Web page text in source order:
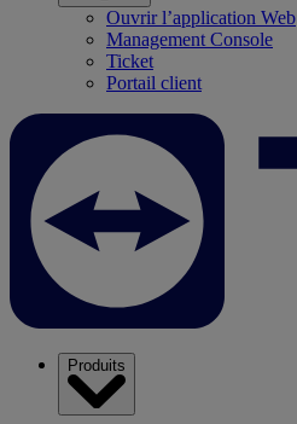
Ouvrir l’application Web
Management Console
Ticket
Portail client
Produits